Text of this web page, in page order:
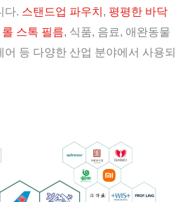
다. 스탠드업 파우치 , 평평한 바닥
롤 스톡 필름, 식품, 음료, 애완동물
등 다양한 산업 분야에서 사용되